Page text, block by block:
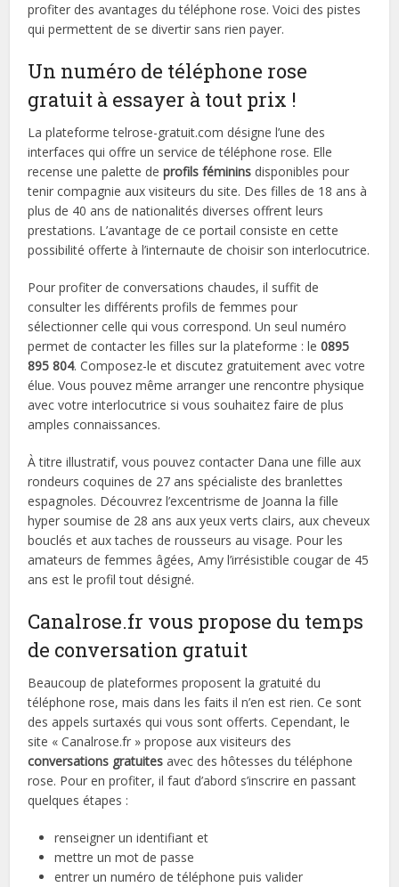
profiter des avantages du téléphone rose. Voici des pistes
qui permettent de se divertir sans rien payer.
Un numéro de téléphone rose
gratuit à essayer à tout prix !
La plateforme telrose-gratuit.com désigne l’une des
interfaces qui offre un service de téléphone rose. Elle
recense une palette deprofils féminins disponibles pour
tenir compagnie aux visiteurs du site. Des filles de 18 ans à
plus de 40 ans de nationalités diverses offrent leurs
prestations. L’avantage de ce portail consiste en cette
possibilité offerte à l’internaute de choisir son interlocutrice.
Pour profiter de conversations chaudes, il suffit de
consulter les différents profils de femmes pour
sélectionner celle qui vous correspond. Un seul numéro
permet de contacter les filles sur la plateforme : le0895
895 804. Composez-le et discutez gratuitement avec votre
élue. Vous pouvez même arranger une rencontre physique
avec votre interlocutrice si vous souhaitez faire de plus
amples connaissances.
À titre illustratif, vous pouvez contacter Dana une fille aux
rondeurs coquines de 27 ans spécialiste des branlettes
espagnoles. Découvrez l’excentrisme de Joanna la fille
hyper soumise de 28 ans aux yeux verts clairs, aux cheveux
bouclés et aux taches de rousseurs au visage. Pour les
amateurs de femmes âgées, Amy l’irrésistible cougar de 45
ans est le profil tout désigné.
Canalrose.fr vous propose du temps
de conversation gratuit
Beaucoup de plateformes proposent la gratuité du
téléphone rose, mais dans les faits il n’en est rien. Ce sont
des appels surtaxés qui vous sont offerts. Cependant, le
site « Canalrose.fr » propose aux visiteurs des
conversations gratuites avec des hôtesses du téléphone
rose. Pour en profiter, il faut d’abord s’inscrire en passant
quelques étapes :
renseigner un identifiant et
mettre un mot de passe
entrer un numéro de téléphone puis valider